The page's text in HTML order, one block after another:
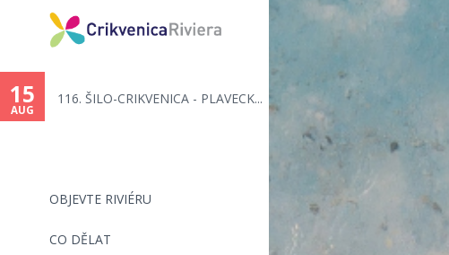
OBJEVTE RIVIÉRU
CO DĚLAT
15
AUG
116. ŠILO-CRIKVENICA - PLAVECK...
are
here